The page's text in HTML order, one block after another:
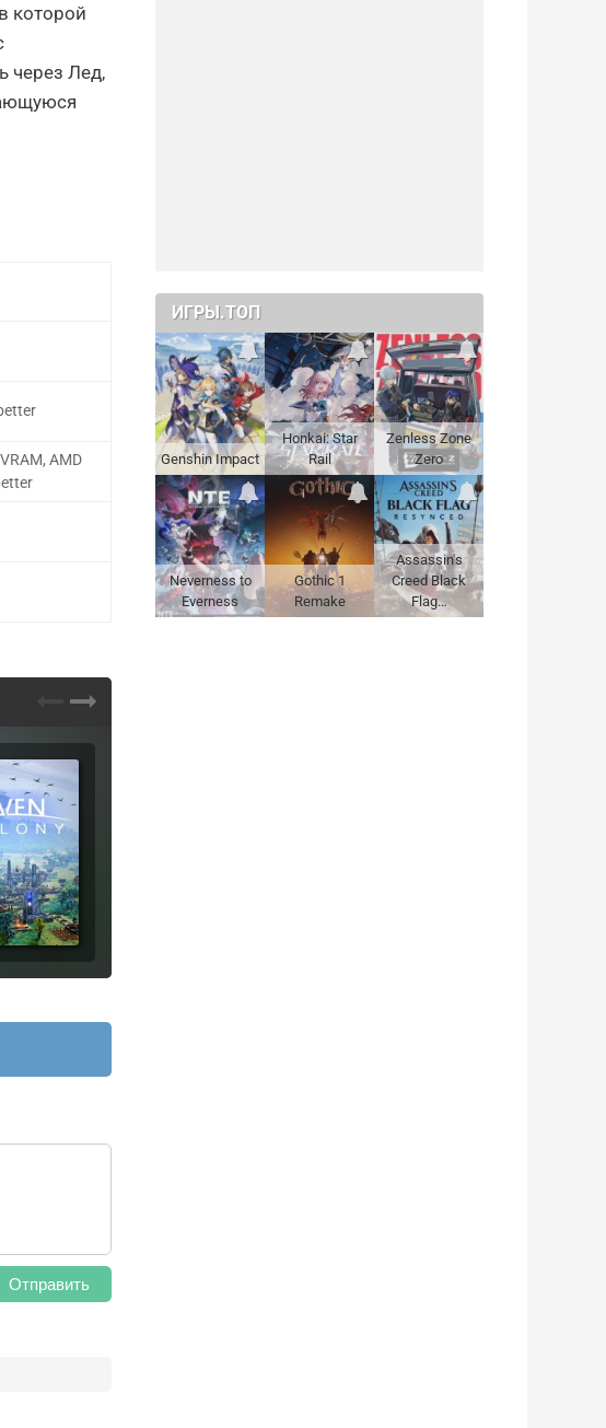
которой
через Лед,
AMD
Отправить
ИГРЫ.ТОП
Genshin Impact
Honkai: Star
Rail
Zenless Zone
Zero
Neverness to
Everness
Gothic 1
Remake
Assassin's
Creed Black
Flag…